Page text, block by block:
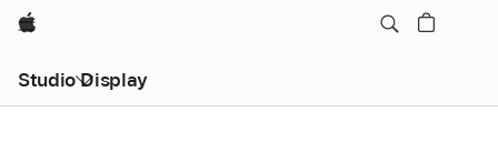
Apple
Studio Display